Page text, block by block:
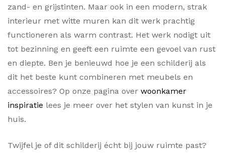
zand- en grijstinten. Maar ook in een modern, strak
interieur met witte muren kan dit werk prachtig
functioneren als warm contrast. Het werk nodigt uit
tot bezinning en geeft een ruimte een gevoel van rust
en diepte. Ben je benieuwd hoe je een schilderij als
dit het beste kunt combineren met meubels en
accessoires? Op onze pagina over woonkamer
inspiratie lees je meer over het stylen van kunst in je
huis.
Twijfel je of dit schilderij écht bij jouw ruimte past?